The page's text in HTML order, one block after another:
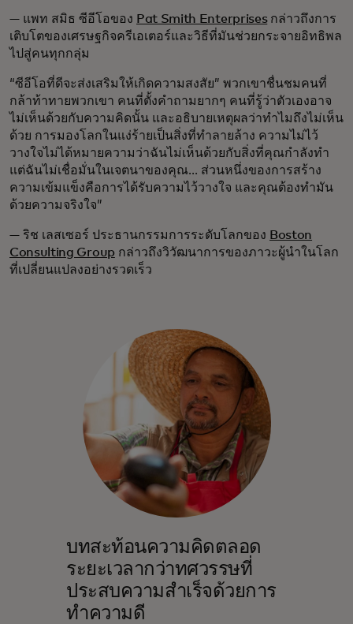
— แพท สมิธ ซีอีโอของ Pat Smith Enterprisesกล่าวถึงการ
เติบโตของเศรษฐกิจครีเอเตอร์และวิธีที่มันช่วยกระจายอิทธิพล
ไปสู่คนทุกกลุ่ม
“ซีอีโอที่ดีจะส่งเสริมให้เกิดความสงสัย” พวกเขาชื่นชมคนที่
กล้าท้าทายพวกเขา คนที่ตั้งคำถามยากๆ คนที่รู้ว่าตัวเองอาจ
ไม่เห็นด้วยกับความคิดนั้น และอธิบายเหตุผลว่าทำไมถึงไม่เห็น
ด้วย การมองโลกในแง่ร้ายเป็นสิ่งที่ทำลายล้าง ความไม่ไว้
วางใจไม่ได้หมายความว่าฉันไม่เห็นด้วยกับสิ่งที่คุณกำลังทำ
แต่ฉันไม่เชื่อมั่นในเจตนาของคุณ... ส่วนหนึ่งของการสร้าง
ความเข้มแข็งคือการได้รับความไว้วางใจ และคุณต้องทำมัน
ด้วยความจริงใจ”
— ริช เลสเซอร์ ประธานกรรมการระดับโลกของ Boston
Consulting Group กล่าวถึงวิวัฒนาการของภาวะผู้นำในโลก
ที่เปลี่ยนแปลงอย่างรวดเร็ว
บทสะท้อนความคิดตลอด
ระยะเวลากว่าทศวรรษที่
ประสบความสำเร็จด้วยการ
ทำความดี